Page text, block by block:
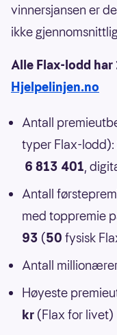
vinnersjansen er
ikke
Alle Flax-lodd har
Hjelpelinjen.no
Antall
typer Flax-lodd):
6 813 401,
Antall
med toppremie
93 (50 fysisk
Antall
Høyeste
kr (Flax for livet)